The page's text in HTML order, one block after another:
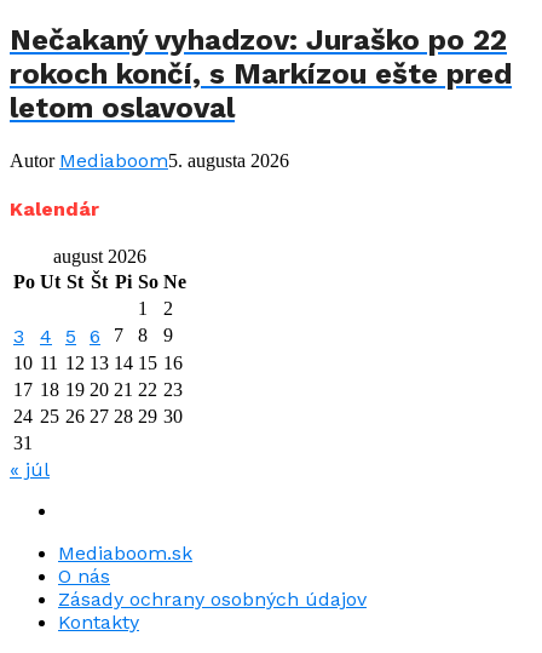
Nečakaný vyhadzov: Juraško po 22
rokoch končí, s Markízou ešte pred
letom oslavoval
Autor Mediaboom5. augusta 2026
Kalendár
august 2026
Po Ut St Št Pi So Ne
1
2
3 4 5 6 7 8
9
10 11 12 13 14 15 16
17 18 19 20 21 22 23
24 25 26 27 28 29 30
31
« júl
Mediaboom.sk
O nás
Zásady ochrany osobných údajov
Kontakty